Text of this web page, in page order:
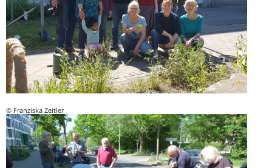
© Franziska Zeitler